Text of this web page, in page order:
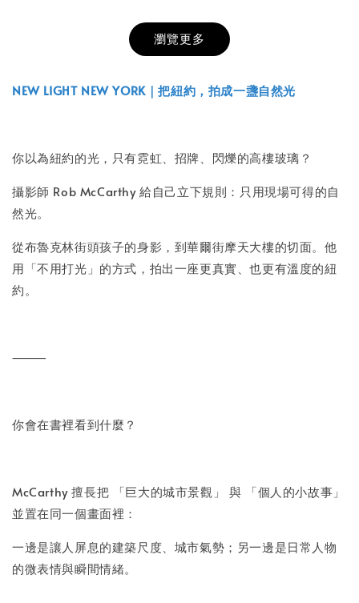
NT$ 50
- +
加入購物車
瀏覽更多
NEW LIGHT NEW YORK｜把紐約，拍成一盞自然光
你以為紐約的光，只有霓虹、招牌、閃爍的高樓玻璃？
攝影師 Rob McCarthy 給自己立下規則：只用現場可得的自
然光。
從布魯克林街頭孩子的身影，到華爾街摩天大樓的切面。他
用「不用打光」的方式，拍出一座更真實、也更有溫度的紐
約。
⸻
你會在書裡看到什麼？
McCarthy 擅長把 「巨大的城市景觀」 與 「個人的小故事」
並置在同一個畫面裡：
一邊是讓人屏息的建築尺度、城市氣勢；另一邊是日常人物
的微表情與瞬間情緒。